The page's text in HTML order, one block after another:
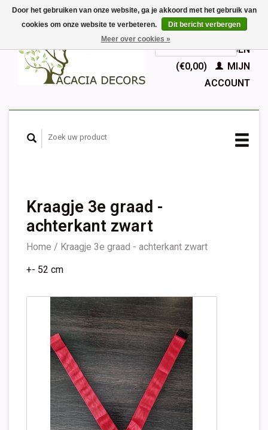
EUR
GBPNederlands
Deutsch
English
Français
WINKELWAGEN
(€0,00)
MIJN
ACCOUNT
Kraagje 3e graad -
achterkant zwart
Home / Kraagje 3e graad - achterkant zwart
+- 52 cm
Door het gebruiken van onze website, ga je akkoord met het gebruik van
cookies om onze website te verbeteren.
Dit bericht verbergen
Meer over cookies »